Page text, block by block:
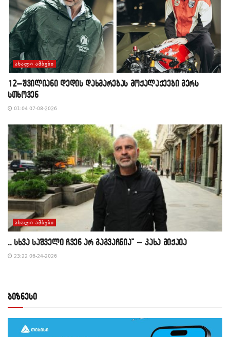
ᲐᲮᲐᲚᲘ ᲐᲛᲑᲔᲑᲘ
12–შვილიანი დედის დახმარებას მოქალაქეები მერს
სთხოვენ
01:04 07-08-2026
ᲐᲮᲐᲚᲘ ᲐᲛᲑᲔᲑᲘ
,, სხვა საშველი ჩვენ არ გაგვაჩნია” – კახა მიქაია
23:22 06-24-2026
ბიზნესი